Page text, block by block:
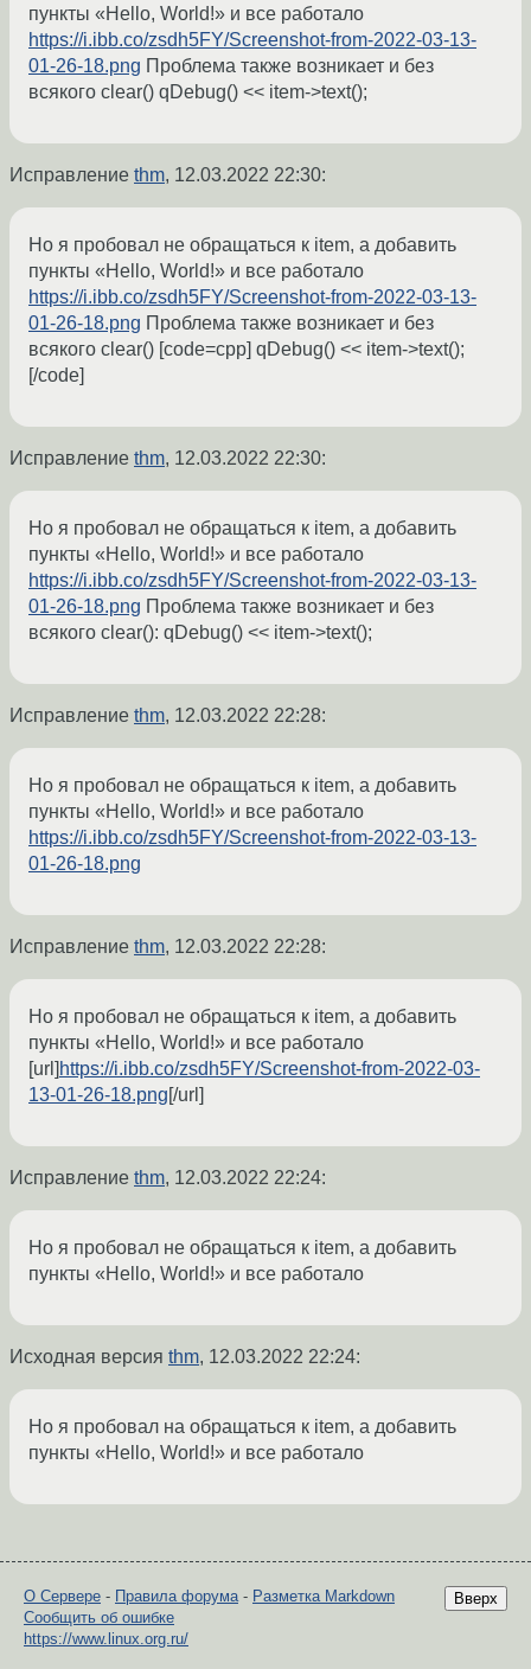
пункты «Hello, World!» и все работало
https://i.ibb.co/zsdh5FY/Screenshot-from-2022-03-13-
01-26-18.png Проблема также возникает и без
всякого clear() qDebug() << item->text();
Исправление thm, 12.03.2022 22:30:
Но я пробовал не обращаться к item, а добавить
пункты «Hello, World!» и все работало
https://i.ibb.co/zsdh5FY/Screenshot-from-2022-03-13-
01-26-18.png Проблема также возникает и без
всякого clear() [code=cpp] qDebug() << item->text();
[/code]
Исправление thm, 12.03.2022 22:30:
Но я пробовал не обращаться к item, а добавить
пункты «Hello, World!» и все работало
https://i.ibb.co/zsdh5FY/Screenshot-from-2022-03-13-
01-26-18.png Проблема также возникает и без
всякого clear(): qDebug() << item->text();
Исправление thm, 12.03.2022 22:28:
Но я пробовал не обращаться к item, а добавить
пункты «Hello, World!» и все работало
https://i.ibb.co/zsdh5FY/Screenshot-from-2022-03-13-
01-26-18.png
Исправление thm, 12.03.2022 22:28:
Но я пробовал не обращаться к item, а добавить
пункты «Hello, World!» и все работало
[url] https://i.ibb.co/zsdh5FY/Screenshot-from-2022-03-
13-01-26-18.png[/url]
Исправление thm, 12.03.2022 22:24:
Но я пробовал не обращаться к item, а добавить
пункты «Hello, World!» и все работало
Исходная версия thm, 12.03.2022 22:24:
Но я пробовал на обращаться к item, а добавить
пункты «Hello, World!» и все работало
Вверх
О Сервере - Правила форума- Разметка Markdown
Сообщить об ошибке
https://www.linux.org.ru/